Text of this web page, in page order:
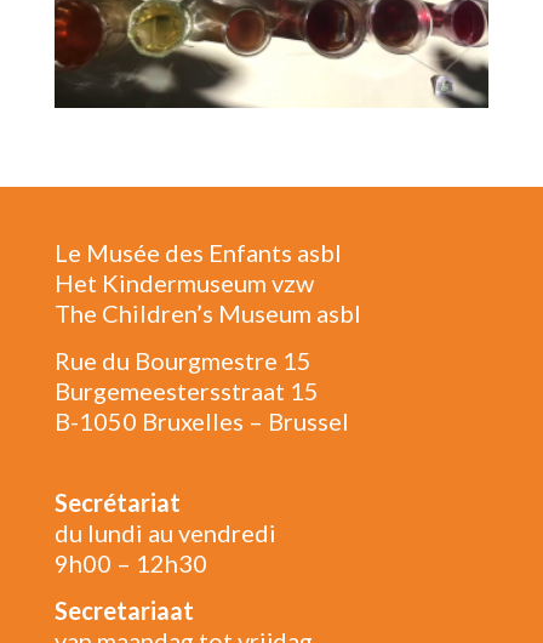
Le Musée des Enfants asbl
Het Kindermuseum vzw
The Children’s Museum asbl
Rue du Bourgmestre 15
Burgemeestersstraat 15
B-1050 Bruxelles – Brussel
Secrétariat
du lundi au vendredi
9h00 – 12h30
Secretariaat